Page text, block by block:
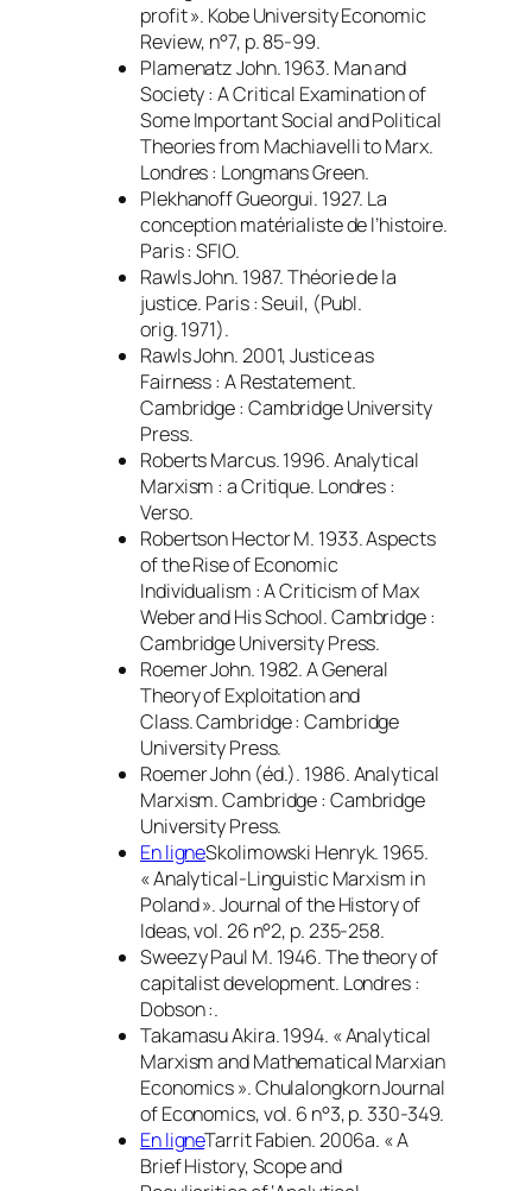
profit ». Kobe University Economic
Review, n°7, p. 85-99.
Plamenatz John. 1963. Man and
Society : A Critical Examination of
Some Important Social and Political
Theories from Machiavelli to Marx.
Londres : Longmans Green.
Plekhanoff Gueorgui. 1927. La
conception matérialiste de l’histoire.
Paris : SFIO.
Rawls John. 1987.Théorie de la
justice. Paris : Seuil, (Publ.
orig. 1971).
Rawls John. 2001,Justice as
Fairness : A Restatement.
Cambridge : Cambridge University
Press.
Roberts Marcus. 1996.Analytical
Marxism : a Critique. Londres :
Verso.
Robertson Hector M. 1933.Aspects
of the Rise of Economic
Individualism : A Criticism of Max
Weber and His School. Cambridge :
Cambridge University Press.
Roemer John. 1982.A General
Theory of Exploitation and
Class.Cambridge : Cambridge
University Press.
Roemer John (éd.). 1986.Analytical
Marxism. Cambridge : Cambridge
University Press.
En ligneSkolimowski Henryk. 1965.
« Analytical-Linguistic Marxism in
Poland ».Journal of the History of
Ideas, vol. 26 n°2, p. 235-258.
Sweezy Paul M. 1946.The theory of
capitalist development. Londres :
Dobson :.
Takamasu Akira. 1994. « Analytical
Marxism and Mathematical Marxian
Economics ».Chulalongkorn Journal
of Economics, vol. 6 n°3, p. 330-349.
En ligneTarrit Fabien. 2006a. « A
Brief History, Scope and